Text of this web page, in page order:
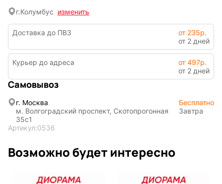
г.Колумбус изменить
Доставка до ПВЗ
от 235р.
от 2 дней
Курьер до адреса
от 497р.
от 2 дней
Самовывоз
г. Москва
м. Волгоградский проспект, Скотопрогонная
35с1
Бесплатно
Завтра
Артикул:0536
Возможно будет интересно
Транспорт
Фентези
Мистика Дарк NET